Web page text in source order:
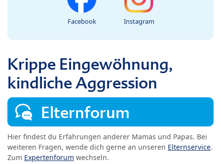
Facebook Instagram
Krippe Eingewöhnung,
kindliche Aggression
Elternforum
Hier findest du Erfahrungen anderer Mamas und Papas. Bei
weiteren Fragen, wende dich gerne an unseren Elternservice.
Zum Expertenforum wechseln.